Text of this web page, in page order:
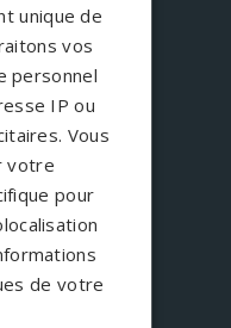
unique de
vos
personnel
IP ou
Vous
votre
pour
de votre